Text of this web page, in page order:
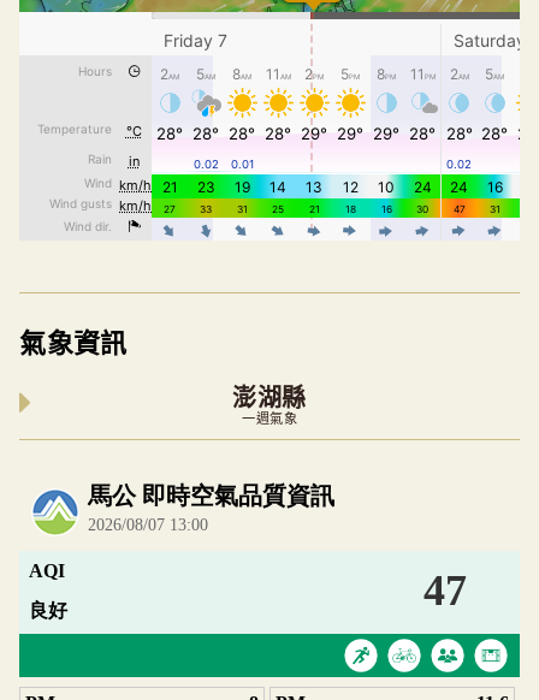
氣象資訊
澎湖縣
一週氣象
內嵌空氣品質小工具為視覺預覽，完整即時空